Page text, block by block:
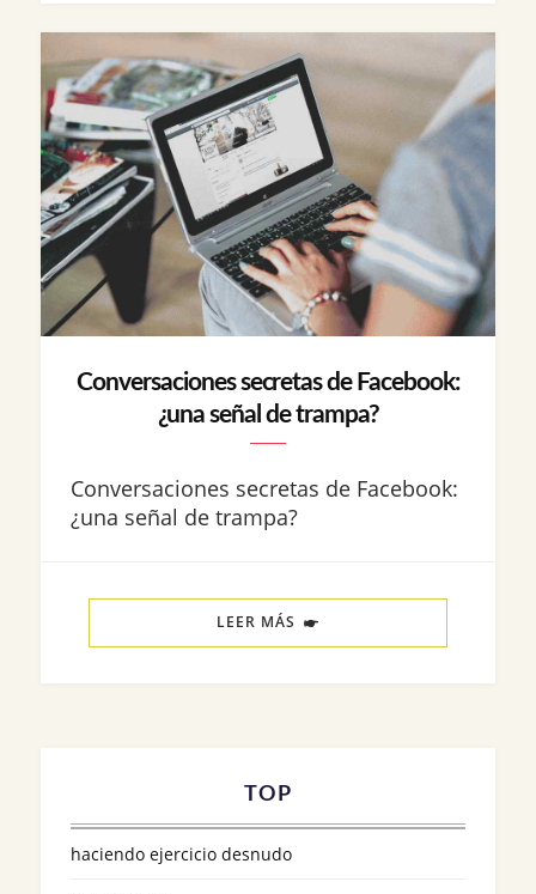
Conversaciones secretas de Facebook:
¿una señal de trampa?
Conversaciones secretas de Facebook:
¿una señal de trampa?
LEER MÁS
TOP
haciendo ejercicio desnudo